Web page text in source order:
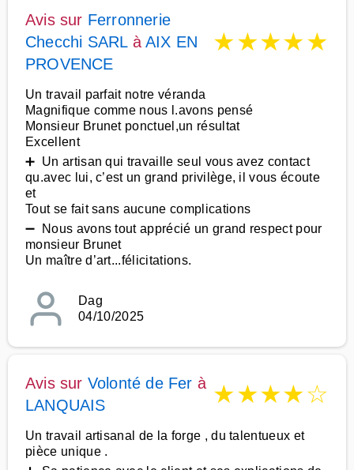
Avis sur Ferronnerie
Checchi SARLàAIX EN
PROVENCE
★★★★★
Un travail parfait notre véranda
Magnifique comme nous l.avons pensé
Monsieur Brunet ponctuel,un résultat
Excellent
➕ Un artisan qui travaille seul vous avez contact
qu.avec lui, c’est un grand privilège, il vous écoute
et
Tout se fait sans aucune complications
➖ Nous avons tout apprécié un grand respect pour
monsieur Brunet
Un maître d’art...félicitations.
Dag
04/10/2025
Avis sur Volonté de Fer à
LANQUAIS
★★★★☆
Un travail artisanal de la forge , du talentueux et
pièce unique .